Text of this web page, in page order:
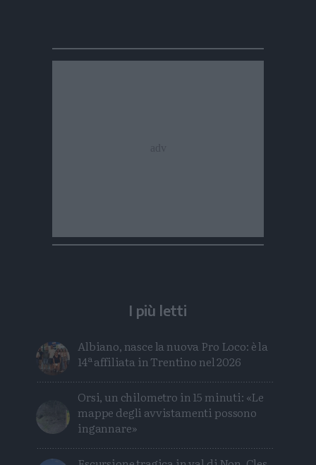
I più letti
Albiano, nasce la nuova Pro Loco: è la
14ª affiliata in Trentino nel 2026
Orsi, un chilometro in 15 minuti: «Le
mappe degli avvistamenti possono
ingannare»